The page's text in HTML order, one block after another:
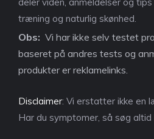
træning og naturlig skønhed.
Obs: Vi har ikke selv testet
baseret på andres tests og
produkter er reklamelinks.
Disclaimer: Vi erstatter ikke en
Har du symptomer, så søg